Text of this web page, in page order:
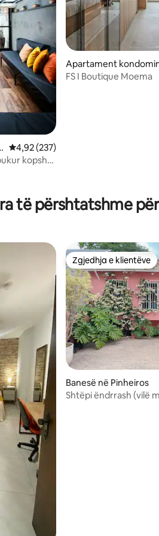
Vlerësimi mesatar 4,92 nga 5, 237
4,92 (237)
kopshti
Apartament
Moema
FS I Boutique Moema
të përshtatshme
Zgjedhja e klientëve
Zgjedhja e klientëve
Banesë në Pinheiros
Shtëpi ëndrrash (vilë